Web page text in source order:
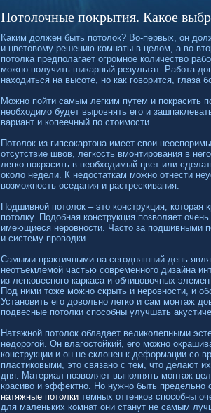
Потолочные покрытия. Какое
Каким должен быть потолок? Во-первых, он
и цветовому решению комнаты в целом, а во-
потолка предполагает огромное количество
можно получить шикарный результат. Работа
находиться на высоте, но как говорится, глаза
Можно пойти самым легким путем и покрасить
необходимо будет выровнять его и
вариант и копеечный по стоимости.
Потолок из гипсокартона имеет свои
отсутствие швов, легкость вмонтирования в
легко покрасить в необходимый цвет или
около недели. К недостаткам можно отнести
возможность оседания и растрескивания.
Подшивной потолок – это конструкция,
потолку. Подобная конструкция позволяет
имеющиеся неровности. Часто за подшивными
и систему проводки.
Самыми практичными на сегодняшний день
неотъемлемой частью современного дизайна
из легковесного каркаса и облицовочных
Под ними тоже можно скрыть и неровности, и
Установить его довольно легко и сам монтаж
подвесные потолки способны улучшать
Натяжной потолок обладает великолепными
недорогой. Он влагостойкий, его можно
конструкции и он не склонен к деформации со
пластиковыми, это связано с тем, что делают
дня. Материал позволяет выполнять монтаж
красиво и эффектно. Но нужно быть
натяжные потолки темных оттенков способны
для маленьких комнат они станут не самым